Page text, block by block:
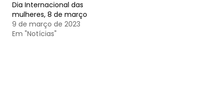
Dia Internacional das
mulheres, 8 de março
9 de março de 2023
Em "Notícias"